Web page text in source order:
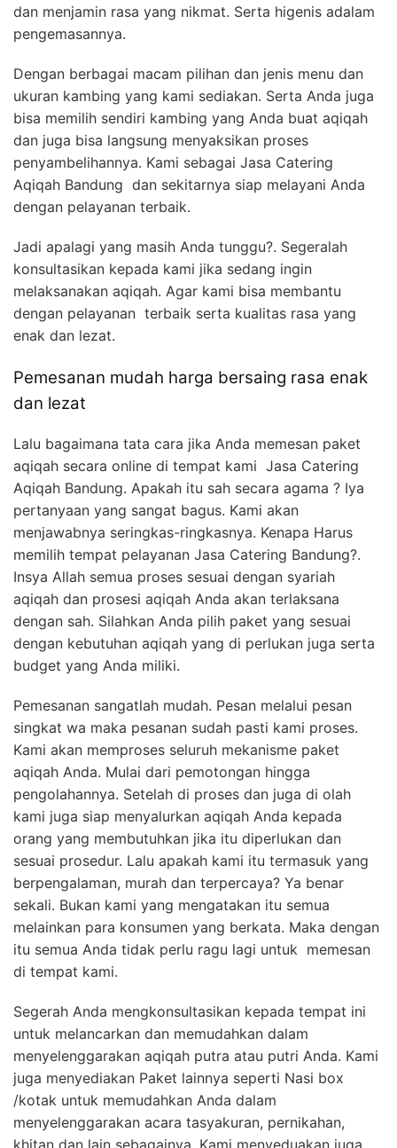
dan menjamin rasa yang nikmat. Serta higenis adalam
pengemasannya.
Dengan berbagai macam pilihan dan jenis menu dan
ukuran kambing yang kami sediakan. Serta Anda juga
bisa memilih sendiri kambing yang Anda buat aqiqah
dan juga bisa langsung menyaksikan proses
penyambelihannya. Kami sebagai Jasa Catering
Aqiqah Bandung dan sekitarnya siap melayani Anda
dengan pelayanan terbaik.
Jadi apalagi yang masih Anda tunggu?. Segeralah
konsultasikan kepada kami jika sedang ingin
melaksanakan aqiqah. Agar kami bisa membantu
dengan pelayanan terbaik serta kualitas rasa yang
enak dan lezat.
Pemesanan mudah harga bersaing rasa enak
dan lezat
Lalu bagaimana tata cara jika Anda memesan paket
aqiqah secara online di tempat kami Jasa Catering
Aqiqah Bandung. Apakah itu sah secara agama ? Iya
pertanyaan yang sangat bagus. Kami akan
menjawabnya seringkas-ringkasnya. Kenapa Harus
memilih tempat pelayanan Jasa Catering Bandung?.
Insya Allah semua proses sesuai dengan syariah
aqiqah dan prosesi aqiqah Anda akan terlaksana
dengan sah. Silahkan Anda pilih paket yang sesuai
dengan kebutuhan aqiqah yang di perlukan juga serta
budget yang Anda miliki.
Pemesanan sangatlah mudah. Pesan melalui pesan
singkat wa maka pesanan sudah pasti kami proses.
Kami akan memproses seluruh mekanisme paket
aqiqah Anda. Mulai dari pemotongan hingga
pengolahannya. Setelah di proses dan juga di olah
kami juga siap menyalurkan aqiqah Anda kepada
orang yang membutuhkan jika itu diperlukan dan
sesuai prosedur. Lalu apakah kami itu termasuk yang
berpengalaman, murah dan terpercaya? Ya benar
sekali. Bukan kami yang mengatakan itu semua
melainkan para konsumen yang berkata. Maka dengan
itu semua Anda tidak perlu ragu lagi untuk memesan
di tempat kami.
Segerah Anda mengkonsultasikan kepada tempat ini
untuk melancarkan dan memudahkan dalam
menyelenggarakan aqiqah putra atau putri Anda. Kami
juga menyediakan Paket lainnya seperti Nasi box
/kotak untuk memudahkan Anda dalam
menyelenggarakan acara tasyakuran, pernikahan,
khitan dan lain sebagainya. Kami menyeduakan juga